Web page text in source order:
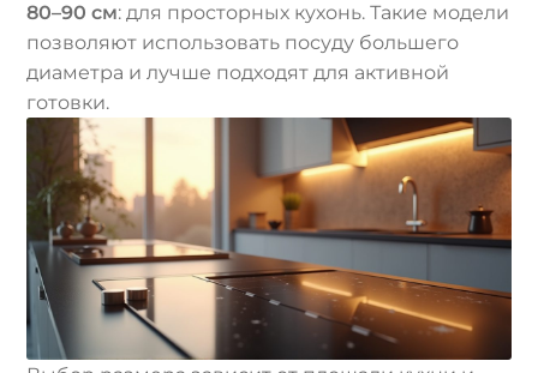
80–90 см: для просторных кухонь. Такие модели
позволяют использовать посуду большего
диаметра и лучше подходят для активной
готовки.